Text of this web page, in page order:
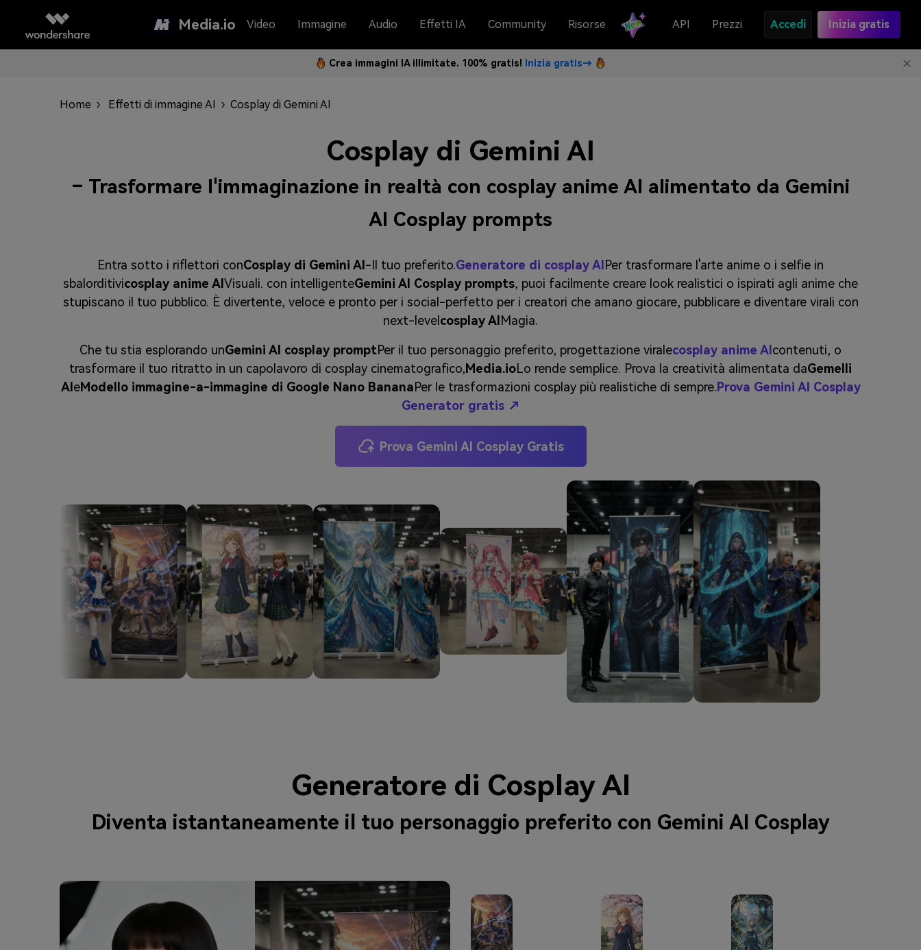
Media.io Video Immagine Audio Effetti IA Community Risorse API Prezzi Accedi Inizia gratis
Crea immagini IA illimitate. 100% gratis! Inizia gratis→
Home › Effetti di immagine AI › Cosplay di Gemini AI
Cosplay di Gemini AI
– Trasformare l'immaginazione in realtà con cosplay anime AI alimentato da Gemini
AI Cosplay prompts
Entra sotto i riflettori conCosplay di Gemini AI -Il tuo preferito.Generatore di cosplay AI Per trasformare l'arte anime o i selfie in
sbalorditivicosplay anime AI Visuali. con intelligenteGemini AI Cosplay prompts, puoi facilmente creare look realistici o ispirati agli anime che
stupiscano il tuo pubblico. È divertente, veloce e pronto per i social-perfetto per i creatori che amano giocare, pubblicare e diventare virali con
next-level cosplay AI Magia.
Che tu stia esplorando unGemini AI cosplay promptPer il tuo personaggio preferito, progettazione viralecosplay anime AI contenuti, o
trasformare il tuo ritratto in un capolavoro di cosplay cinematografico,Media.ioLo rende semplice. Prova la creatività alimentata daGemelli
AI eModello immagine-a-immagine di Google Nano BananaPer le trasformazioni cosplay più realistiche di sempre.Prova Gemini AI Cosplay
Generator gratis ↗
Prova Gemini AI Cosplay Gratis
Generatore di Cosplay AI
Diventa istantaneamente il tuo personaggio preferito con Gemini AI Cosplay